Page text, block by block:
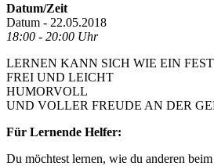
Datum/Zeit
Datum - 22.05.2018
18:00 - 20:00 Uhr
LERNEN KANN SICH WIE EIN
FREI UND LEICHT
HUMORVOLL
UND VOLLER FREUDE AN DER
Für Lernende Helfer:
Du möchtest lernen, wie du anderen